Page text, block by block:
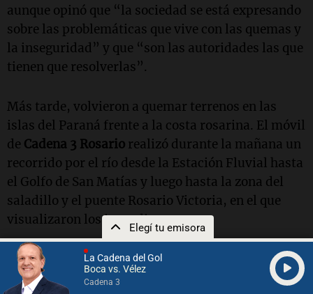
La Cadena del Gol
Boca vs. Vélez
Cadena 3
Elegí tu emisora
aunque opinó que “la sociedad se está expresando
sobre las problemáticas que vive con las quemas y
la inseguridad” y que “son las autoridades las que
tienen que resolverlas”.
Más tarde, volvieron a quemar terrenos en las
islas del Paraná frente a la costa rosarina. El móvil
de Cadena 3 Rosario realizó durante la mañana un
recorrido por el río desde la Estación Fluvial hasta
el Golfo de San Matías y luego hasta la zona del
saladillo y el puente Rosario Victoria, en el que
visualizaron los incendios.